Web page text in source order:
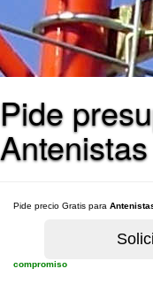
Pide
Pide precio Gratis para
compromiso